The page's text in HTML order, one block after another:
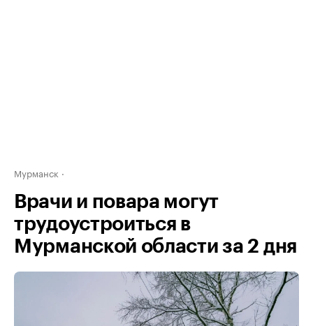
Мурманск
Врачи и повара могут
трудоустроиться в
Мурманской области за 2 дня